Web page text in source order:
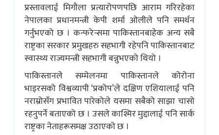
प्रस्तावलाई मिगौला प्रत्यारोपणपछि आराम गरिरहेका
नेपालका प्रधानमन्त्री केपी शर्मा ओलीले पनि समर्थन
गर्नुभएको छ । कन्फरेन्समा पाकिस्तानबाहेक अन्य सबै
राष्ट्रका सरकार प्रमुखहरु सहभागी रहेपनि पाकिस्तानबाट
स्वास्थ्य राज्यमन्त्री सहभागी बन्नुभएको थियो ।
पाकिस्तानले सम्मेलनमा पाकिस्तानले कोरोना
भाइरसको विश्वव्यापी ‘प्रकोप’ले दक्षिण एशियालाई पनि
नराम्रोसँग प्रभावित पारेकोले यसमा सबैको साझा चासो
रहनुपर्ने बताएको छ । उसले काश्मिर मुद्दालाई पनि सार्क
राष्ट्रका नेताहरूसमक्ष उठाएको छ ।